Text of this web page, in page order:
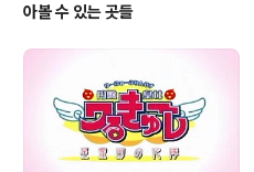
아볼 수 있는 곳들